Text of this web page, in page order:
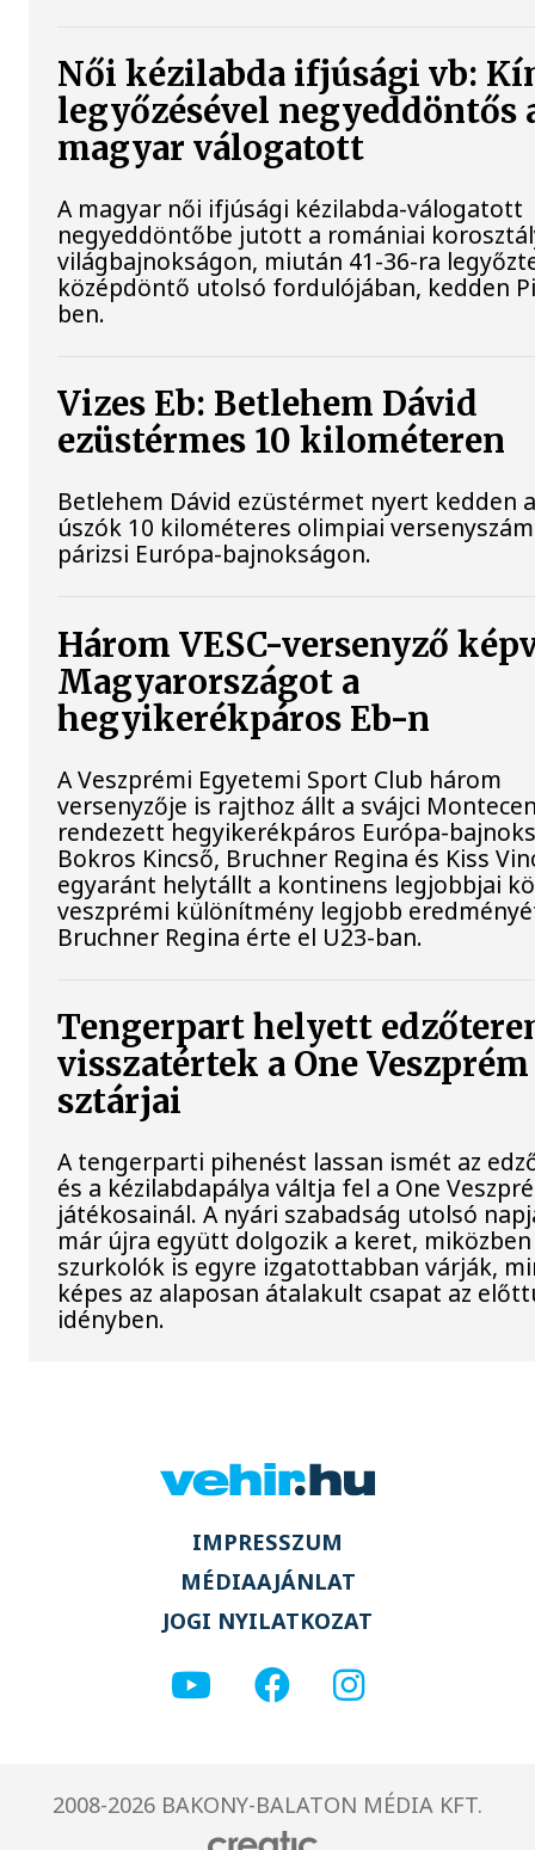
Női kézilabda ifjúsági vb:
legyőzésével negyeddöntős
magyar válogatott
A magyar női ifjúsági kézilabda-válogatott
negyeddöntőbe jutott a romániai
világbajnokságon, miután 41-36-ra
középdöntő utolsó fordulójában, kedden
ben.
Vizes Eb: Betlehem Dávid
ezüstérmes 10 kilométeren
Betlehem Dávid ezüstérmet nyert kedden
úszók 10 kilométeres olimpiai
párizsi Európa-bajnokságon.
Három VESC-versenyző
Magyarországot a
hegyikerékpáros Eb-n
A Veszprémi Egyetemi Sport Club három
versenyzője is rajthoz állt a svájci
rendezett hegyikerékpáros Európa-
Bokros Kincső, Bruchner Regina és Kiss
egyaránt helytállt a kontinens legjobbjai
veszprémi különítmény legjobb
Bruchner Regina érte el U23-ban.
Tengerpart helyett
visszatértek a One Veszprém
sztárjai
A tengerparti pihenést lassan ismét az
és a kézilabdapálya váltja fel a One
játékosainál. A nyári szabadság utolsó
már újra együtt dolgozik a keret,
szurkolók is egyre izgatottabban várják,
képes az alaposan átalakult csapat az
idényben.
IMPRESSZUM
MÉDIAAJÁNLAT
JOGI NYILATKOZAT
2008-2026 BAKONY-BALATON MÉDIA KFT.